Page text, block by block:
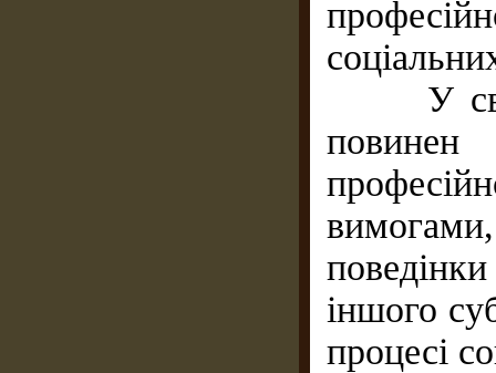
У своїй
іншого
процесі